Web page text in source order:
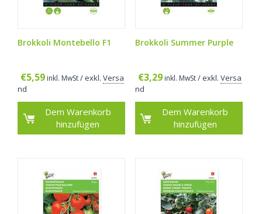
Brokkoli Montebello F1
€5,59 inkl. MwSt/ exkl. Versa
nd
Dem Warenkorb
hinzufügen
Brokkoli Summer Purple
€3,29 inkl. MwSt / exkl. Versa
nd
Dem Warenkorb
hinzufügen